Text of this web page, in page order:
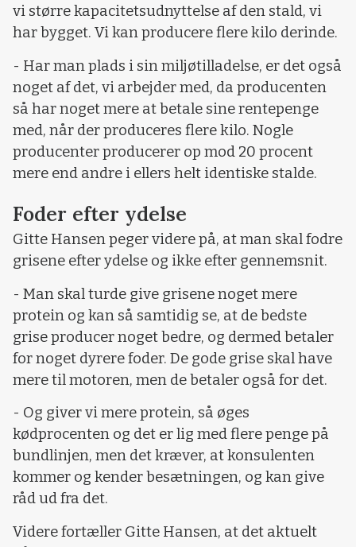
vi større kapacitetsudnyttelse af den stald, vi
har bygget. Vi kan producere flere kilo derinde.
- Har man plads i sin miljøtilladelse, er det også
noget af det, vi arbejder med, da producenten
så har noget mere at betale sine rentepenge
med, når der produceres flere kilo. Nogle
producenter producerer op mod 20 procent
mere end andre i ellers helt identiske stalde.
Foder efter ydelse
Gitte Hansen peger videre på, at man skal fodre
grisene efter ydelse og ikke efter gennemsnit.
- Man skal turde give grisene noget mere
protein og kan så samtidig se, at de bedste
grise producer noget bedre, og dermed betaler
for noget dyrere foder. De gode grise skal have
mere til motoren, men de betaler også for det.
- Og giver vi mere protein, så øges
kødprocenten og det er lig med flere penge på
bundlinjen, men det kræver, at konsulenten
kommer og kender besætningen, og kan give
råd ud fra det.
Videre fortæller Gitte Hansen, at det aktuelt